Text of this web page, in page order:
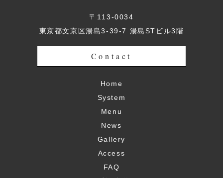
〒113-0034
東京都文京区湯島3-39-7 湯島STビル3階
Contact
Home
System
Menu
News
Gallery
Access
FAQ